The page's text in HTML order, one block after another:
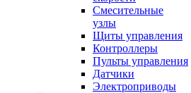
Смесительные
узлы
Щиты управления
Контроллеры
Пульты управления
Датчики
Электроприводы